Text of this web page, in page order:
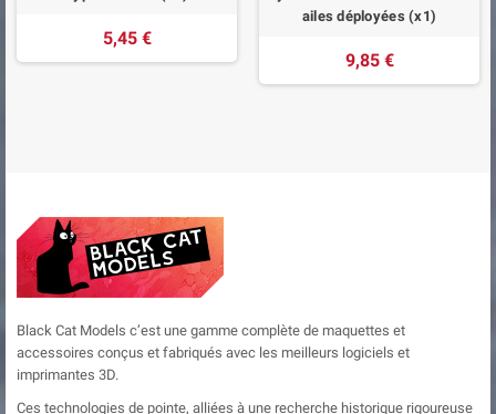
5,45 €
ailes déployées (x1)
9,85 €
Black Cat Models c’est une gamme complète de maquettes et
accessoires conçus et fabriqués avec les meilleurs logiciels et
imprimantes 3D.
Ces technologies de pointe, alliées à une recherche historique rigoureuse